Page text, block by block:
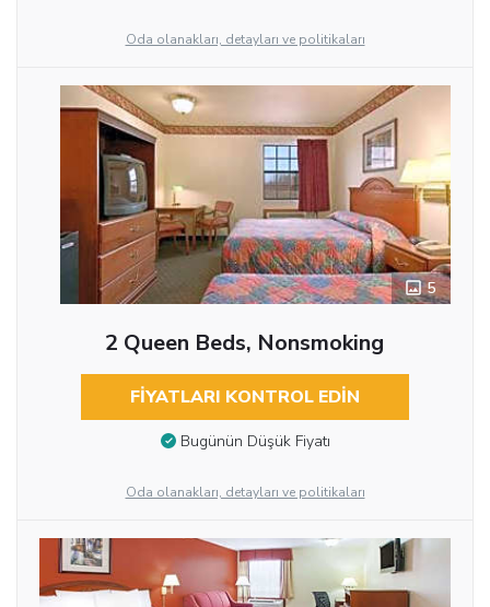
Oda olanakları, detayları ve politikaları
5
2 Queen Beds, Nonsmoking
FIYATLARI KONTROL EDIN
Bugünün Düşük Fiyatı
Oda olanakları, detayları ve politikaları